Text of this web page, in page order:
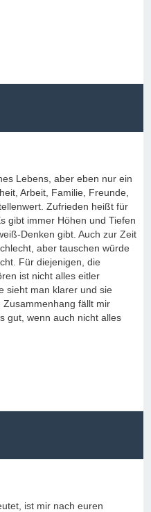
Lebens, aber eben nur ein
Arbeit, Familie, Freunde,
Zufrieden heißt für
gibt immer Höhen und Tiefen
Denken gibt. Auch zur Zeit
aber tauschen würde
Für diejenigen, die
ist nicht alles eitler
sieht man klarer und sie
Zusammenhang fällt mir
gut, wenn auch nicht alles
ist mir nach euren